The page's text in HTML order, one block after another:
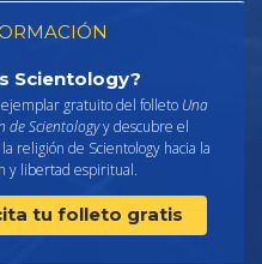
Scientology?
ejemplar gratuito del folleto Una
de Scientologyy descubre el
religión de Scientology hacia la
y libertad espiritual.
tu folleto gratis